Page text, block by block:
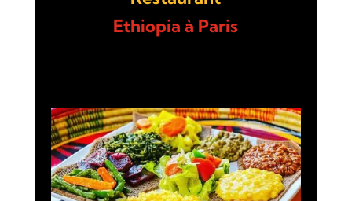
Ethiopia à Paris